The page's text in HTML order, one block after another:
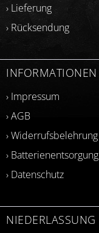
› Lieferung
› Rücksendung
INFORMATIONEN
› Impressum
› AGB
› Widerrufsbelehrung
› Batterienentsorgung
› Datenschutz
NIEDERLASSUNG